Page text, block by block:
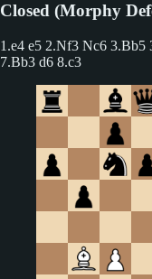
Closed (Morphy
1.e4 e5 2.Nf3 Nc6 3.Bb5
7.Bb3 d6 8.c3